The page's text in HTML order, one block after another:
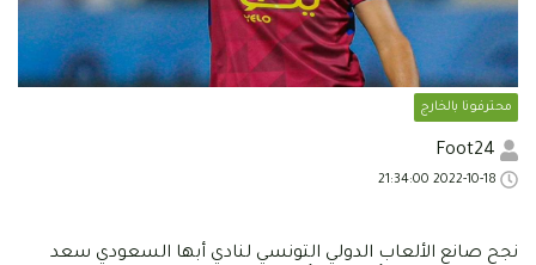
محترفونا بالخارج
نجح صانع الألعاب الدولي التونسي لنادي أبها السعودي سعد